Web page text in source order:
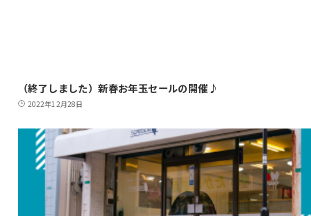
（終了しました）新春お年玉セールの開催♪
2022年12月28日